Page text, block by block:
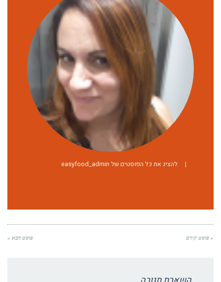
| להציג את כל הפוסטים של easyfood_admin
« פוסט קודם פוסט הבא »